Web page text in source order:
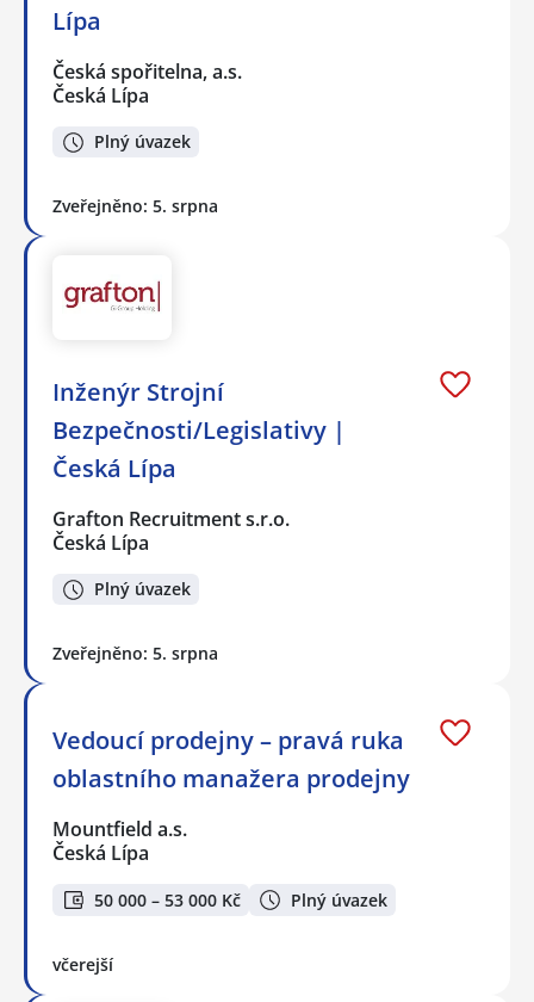
Lípa
Česká spořitelna, a.s.
Česká Lípa
Plný úvazek
Zveřejněno: 5. srpna
Inženýr Strojní
Bezpečnosti/Legislativy |
Česká Lípa
Grafton Recruitment s.r.o.
Česká Lípa
Plný úvazek
Zveřejněno: 5. srpna
Vedoucí prodejny – pravá ruka
oblastního manažera prodejny
Mountfield a.s.
Česká Lípa
50 000 – 53 000 Kč Plný úvazek
včerejší